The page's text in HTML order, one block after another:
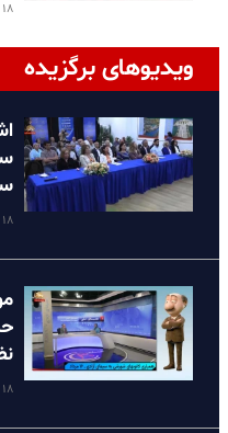
۱۸ مرداد ۱۴۰۵
ویدیوهای برگزیده
۱۸ مرداد ۱۴۰۵
۱۸ مرداد ۱۴۰۵